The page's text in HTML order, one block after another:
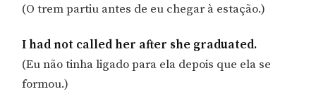
(O trem partiu antes de eu chegar à estação.)
I had not called her after she graduated.
(Eu não tinha ligado para ela depois que ela se
formou.)